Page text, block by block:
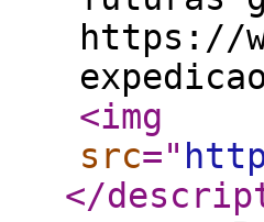
https://
<img
src="
</